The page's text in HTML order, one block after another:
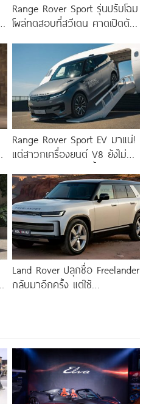
Range Rover Sport รุ่นปรับโฉม
โผล่ทดสอบที่สวีเดน คาดเปิดตัว
Range Rover Sport EV มาแน่!
แต่สาวกเครื่องยนต์ V8 ยังไม่
ต่อ
Land Rover ปลุกชื่อ Freelander
กลับมาอีกครั้ง แต่ใช้